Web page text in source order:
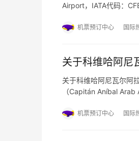
Airport，IATA代码：
机票预订中心 国际
关于科维哈阿尼
关于科维哈阿尼瓦尔阿
（Capitán Aníbal
机票预订中心 国际